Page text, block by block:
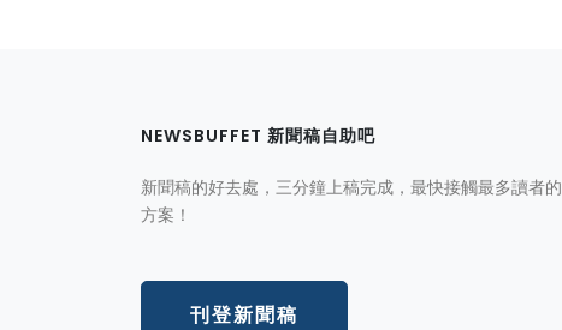
NEWSBUFFET 新聞稿自助吧
新聞稿的好去處，三分鐘上稿完成，最快接觸最多讀者的
方案！
刊登新聞稿